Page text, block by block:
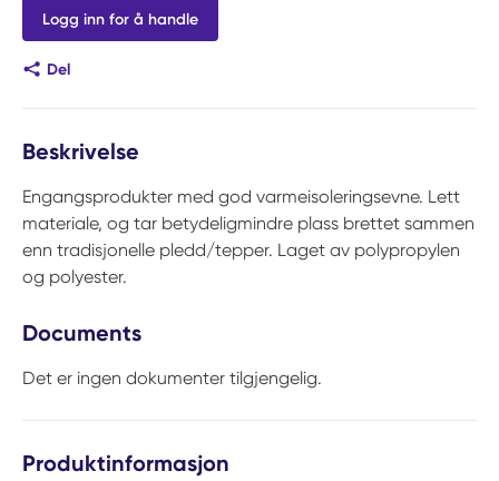
Logg inn for å handle
Del
Beskrivelse
Engangsprodukter med god varmeisoleringsevne. Lett
materiale, og tar betydeligmindre plass brettet sammen
enn tradisjonelle pledd/tepper. Laget av polypropylen
og polyester.
Documents
Det er ingen dokumenter tilgjengelig.
Produktinformasjon